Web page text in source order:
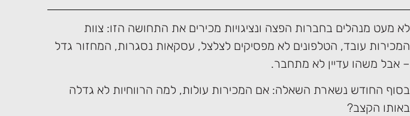
לא מעט מנהלים בחברות הפצה ונציגויות מכירים את התחושה הזו: צוות
המכירות עובד, הטלפונים לא מפסיקים לצלצל, עסקאות נסגרות, המחזור גדל
– אבל משהו עדיין לא מתחבר.
בסוף החודש נשארת השאלה: אם המכירות עולות, למה הרווחיות לא גדלה
באותו הקצב?